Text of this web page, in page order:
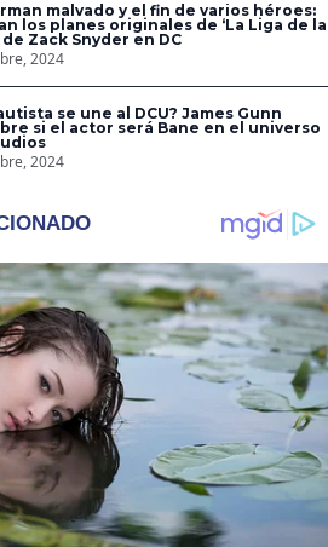
malvado y el fin de varios héroes:
los planes originales de ‘La Liga de la
Zack Snyder en DC
2024
se une al DCU? James Gunn
si el actor será Bane en el universo
2024